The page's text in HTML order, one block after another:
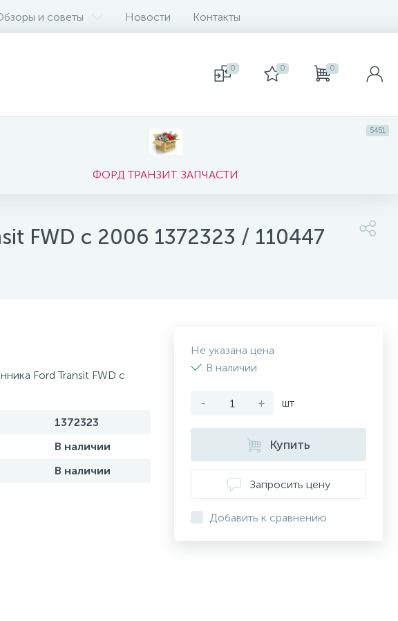
и советы Новости Контакты
0 0 0
ФОРД ТРАНЗИТ. ЗАПЧАСТИ
5451
FWD с 2006 1372323 / 110447
Ford Transit FWD с
1372323
В наличии
В наличии
Не указана цена
В наличии
- + шт
Купить
Запросить цену
Добавить к сравнению